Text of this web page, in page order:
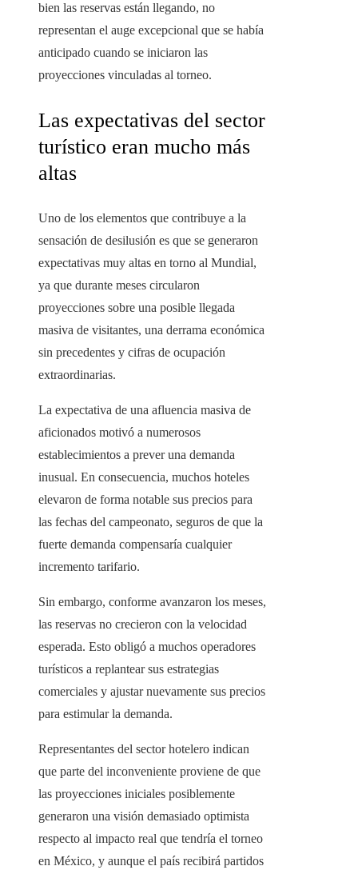
bien las reservas están llegando, no
representan el auge excepcional que se había
anticipado cuando se iniciaron las
proyecciones vinculadas al torneo.
Las expectativas del sector
turístico eran mucho más
altas
Uno de los elementos que contribuye a la
sensación de desilusión es que se generaron
expectativas muy altas en torno al Mundial,
ya que durante meses circularon
proyecciones sobre una posible llegada
masiva de visitantes, una derrama económica
sin precedentes y cifras de ocupación
extraordinarias.
La expectativa de una afluencia masiva de
aficionados motivó a numerosos
establecimientos a prever una demanda
inusual. En consecuencia, muchos hoteles
elevaron de forma notable sus precios para
las fechas del campeonato, seguros de que la
fuerte demanda compensaría cualquier
incremento tarifario.
Sin embargo, conforme avanzaron los meses,
las reservas no crecieron con la velocidad
esperada. Esto obligó a muchos operadores
turísticos a replantear sus estrategias
comerciales y ajustar nuevamente sus precios
para estimular la demanda.
Representantes del sector hotelero indican
que parte del inconveniente proviene de que
las proyecciones iniciales posiblemente
generaron una visión demasiado optimista
respecto al impacto real que tendría el torneo
en México, y aunque el país recibirá partidos